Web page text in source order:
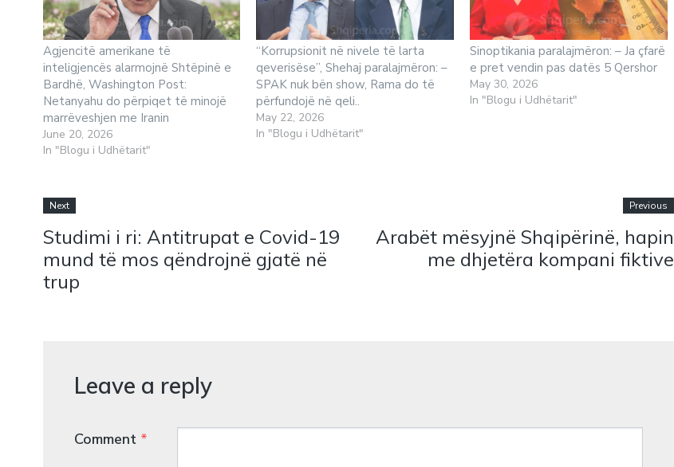
Agjencitë amerikane të
inteligjencës alarmojnë Shtëpinë e
Bardhë, Washington Post:
Netanyahu do përpiqet të minojë
marrëveshjen me Iranin
June 20, 2026
In "Blogu i Udhëtarit"
“Korrupsionit në nivele të larta
qeverisëse”, Shehaj paralajmëron: –
SPAK nuk bën show, Rama do të
përfundojë në qeli..
May 22, 2026
In "Blogu i Udhëtarit"
Sinoptikania paralajmëron: – Ja çfarë
e pret vendin pas datës 5 Qershor
May 30, 2026
In "Blogu i Udhëtarit"
Next
Studimi i ri: Antitrupat e Covid-19
mund të mos qëndrojnë gjatë në
trup
Previous
Arabët mësyjnë Shqipërinë, hapin
me dhjetëra kompani fiktive
Leave a reply
Comment *